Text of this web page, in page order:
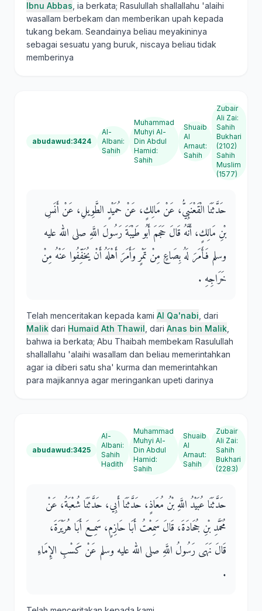
Ibnu Abbas , ia berkata; Rasulullah shallallahu 'alaihi
wasallam berbekam dan memberikan upah kepada
tukang bekam. Seandainya beliau meyakininya
sebagai sesuatu yang buruk, niscaya beliau tidak
memberinya
abudawud:3424
Al-
Albani:
Sahih
Muhammad
Muhyi Al-
Din Abdul
Hamid:
Sahih
Shuaib
Al
Arnaut:
Sahih
Zubair
Ali Zai:
Sahih
Bukhari
(2102)
Sahih
Muslim
(1577)
حَدَّثَنَا الْقَعْنَبِيُّ، عَنْ مَالِكٍ، عَنْ حُمَيْدٍ الطَّوِيلِ، عَنْ أَنَسِ
بْنِ مَالِكٍ، أَنَّهُ قَالَ حَجَمَ أَبُو طَيْبَةَ رَسُولَ اللَّهِ صلى الله عليه
وسلم فَأَمَرَ لَهُ بِصَاعٍ مِنْ تَمْرٍ وَأَمَرَ أَهْلَهُ أَنْ يُخَفِّفُوا عَنْهُ مِنْ
خَرَاجِهِ ‏.‏
Telah menceritakan kepada kami Al Qa'nabi , dari
Malik dari Humaid Ath Thawil , dari Anas bin Malik
bahwa ia berkata; Abu Thaibah membekam Rasulullah
shallallahu 'alaihi wasallam dan beliau memerintahkan
agar ia diberi satu sha' kurma dan memerintahkan
para majikannya agar meringankan upeti darinya
abudawud:3425
Al-
Albani:
Sahih
Hadith
Muhammad
Muhyi Al-
Din Abdul
Hamid:
Sahih
Shuaib
Al
Arnaut:
Sahih
Zubair
Ali Zai:
Sahih
Bukhari
(2283)
حَدَّثَنَا عُبَيْدُ اللَّهِ بْنُ مُعَاذٍ، حَدَّثَنَا أَبِي، حَدَّثَنَا شُعْبَةُ، عَنْ
مُحَمَّدِ بْنِ جُحَادَةَ، قَالَ سَمِعْتُ أَبَا حَازِمٍ، سَمِعَ أَبَا هُرَيْرَةَ،
قَالَ نَهَى رَسُولُ اللَّهِ صلى الله عليه وسلم عَنْ كَسْبِ الإِمَاءِ
‏.‏